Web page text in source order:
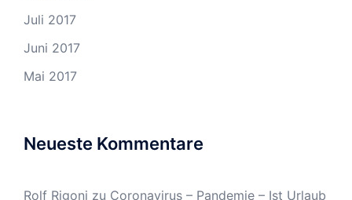
Juli 2017
Juni 2017
Mai 2017
Neueste Kommentare
Rolf Rigoni zu Coronavirus – Pandemie – Ist Urlaub